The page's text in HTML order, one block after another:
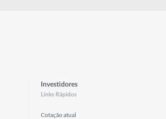
Investidores
Links Rápidos
Cotação atual